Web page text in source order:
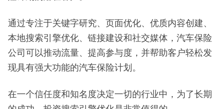
通过专注于关键字研究、页面优化、优质内容创建、
本地搜索引擎优化、链接建设和社交媒体，汽车保险
公司可以推动流量、提高参与度，并帮助客户轻松发
现具有强大功能的汽车保险计划。
在一个信任度和知名度决定一切的行业中，为了长期